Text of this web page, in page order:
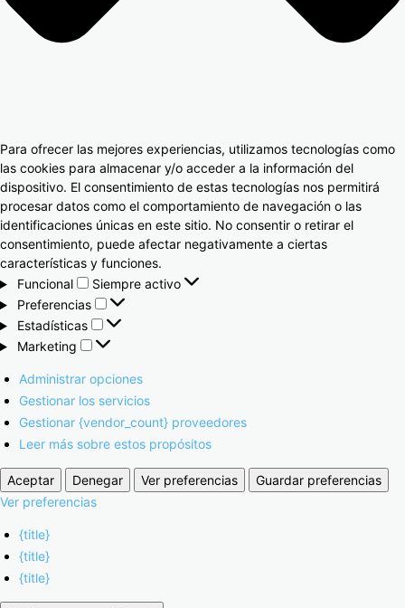
Para ofrecer las mejores experiencias, utilizamos tecnologías como
las cookies para almacenar y/o acceder a la información del
dispositivo. El consentimiento de estas tecnologías nos permitirá
procesar datos como el comportamiento de navegación o las
identificaciones únicas en este sitio. No consentir o retirar el
consentimiento, puede afectar negativamente a ciertas
características y funciones.
Funcional
Siempre activo
Preferencias
Estadísticas
Marketing
Administrar opciones
Gestionar los servicios
Gestionar {vendor_count} proveedores
Leer más sobre estos propósitos
Aceptar Denegar Ver preferencias
Guardar preferencias
Ver preferencias
{title}
{title}
{title}